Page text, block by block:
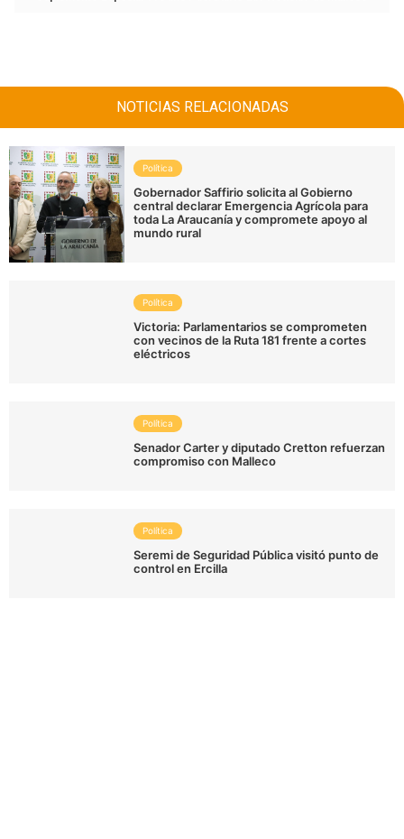
NOTICIAS RELACIONADAS
Política
Gobernador Saffirio solicita al Gobierno
central declarar Emergencia Agrícola para
toda La Araucanía y compromete apoyo al
mundo rural
Política
Victoria: Parlamentarios se comprometen
con vecinos de la Ruta 181 frente a cortes
eléctricos
Política
Senador Carter y diputado Cretton refuerzan
compromiso con Malleco
Política
Seremi de Seguridad Pública visitó punto de
control en Ercilla